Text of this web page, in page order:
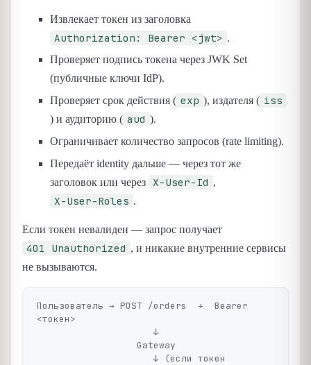
Извлекает токен из заголовка
Authorization: Bearer <jwt> .
Проверяет подпись токена через JWK Set
(публичные ключи IdP).
Проверяет срок действия ( exp ), издателя ( iss
) и аудиторию ( aud ).
Ограничивает количество запросов (rate limiting).
Передаёт identity дальше — через тот же
заголовок или через
X-User-Id ,
X-User-Roles .
Если токен невалиден — запрос получает
401 Unauthorized , и никакие внутренние сервисы
не вызываются.
Пользователь → POST /orders  +  Bearer
<токен>